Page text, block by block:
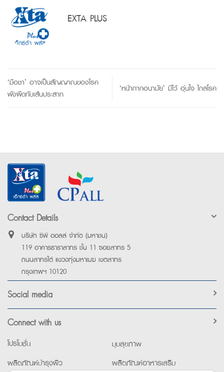
EXTA PLUS
‘มือชา’ อาจเป็นสัญญาณของโรค
พังผืดทับเส้นประสาท
‘หน้ากากอนามัย’ มีไว้ อุ่นใจ ไกลโรค
Contact Details
บริษัท ซีพี ออลล์ จำกัด (มหาชน)
119 อาคารธาราสาทร ชั้น 11 ซอยสาทร 5
ถนนสาทรใต้ แขวงทุ่งมหาเมฆ เขตสาทร
กรุงเทพฯ 10120
Social media
Connect with us
โปรโมชั่น
มุมสุขภาพ
ผลิตภัณฑ์บำรุงผิว
ผลิตภัณฑ์อาหารเสริม